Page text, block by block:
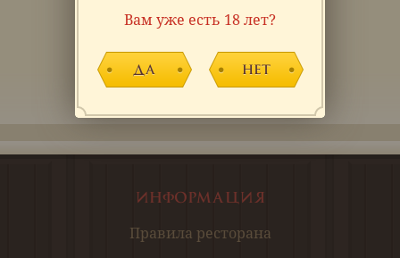
250 мл 110
Информация
Правила ресторана
Вам уже есть 18 лет?
Да Нет